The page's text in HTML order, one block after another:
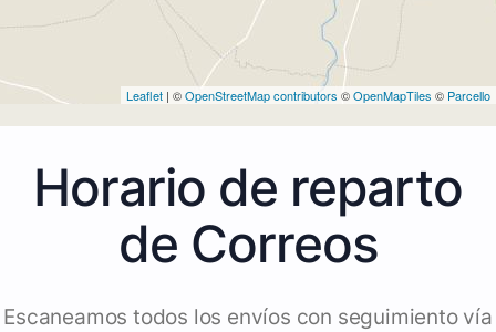
Leaflet | ©OpenStreetMap contributors ©OpenMapTiles © Parcello
Horario de reparto
de Correos
Escaneamos todos los envíos con seguimiento vía